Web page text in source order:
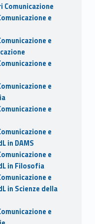
Comunicazione
e
e
e
e
e
e
in DAMS
e
in Filosofia
e
in Scienze della
e